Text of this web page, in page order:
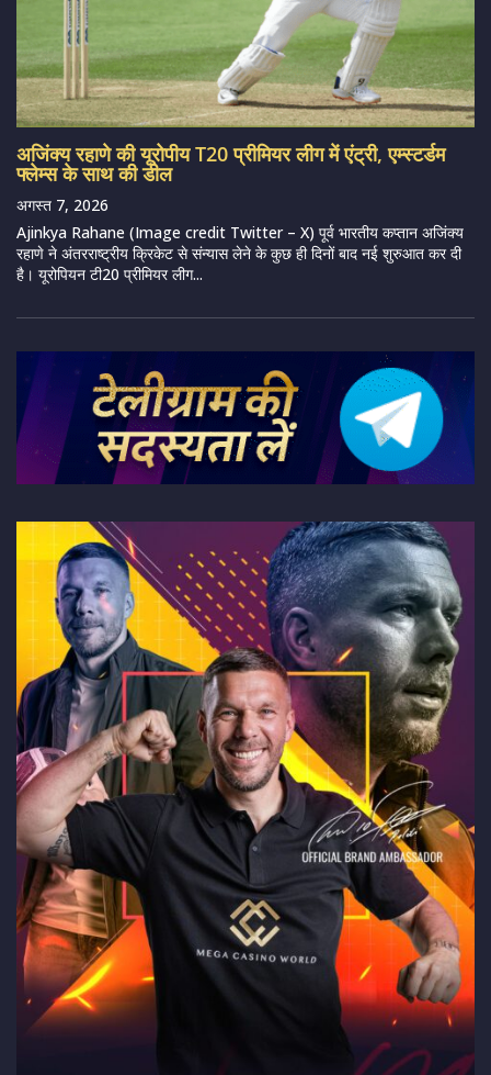
अजिंक्य रहाणे की यूरोपीय T20 प्रीमियर लीग में एंट्री, एम्स्टर्डम
फ्लेम्स के साथ की डील
अगस्त 7, 2026
Ajinkya Rahane (Image credit Twitter – X) पूर्व भारतीय कप्तान अजिंक्य
रहाणे ने अंतरराष्ट्रीय क्रिकेट से संन्यास लेने के कुछ ही दिनों बाद नई शुरुआत कर दी
है। यूरोपियन टी20 प्रीमियर लीग...